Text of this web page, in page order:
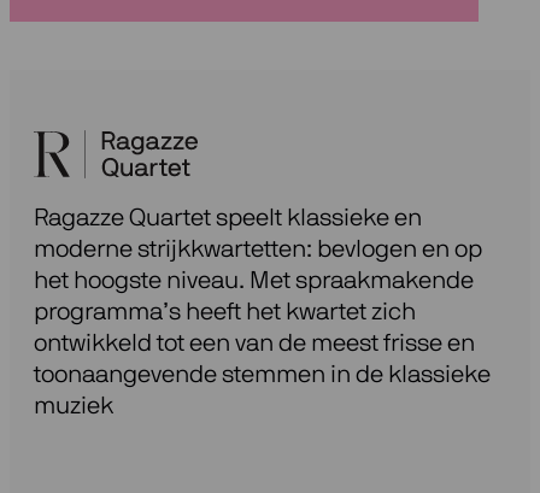
Ragazze Quartet speelt klassieke en
moderne strijkkwartetten: bevlogen en op
het hoogste niveau. Met spraakmakende
programma’s heeft het kwartet zich
ontwikkeld tot een van de meest frisse en
toonaangevende stemmen in de klassieke
muziek